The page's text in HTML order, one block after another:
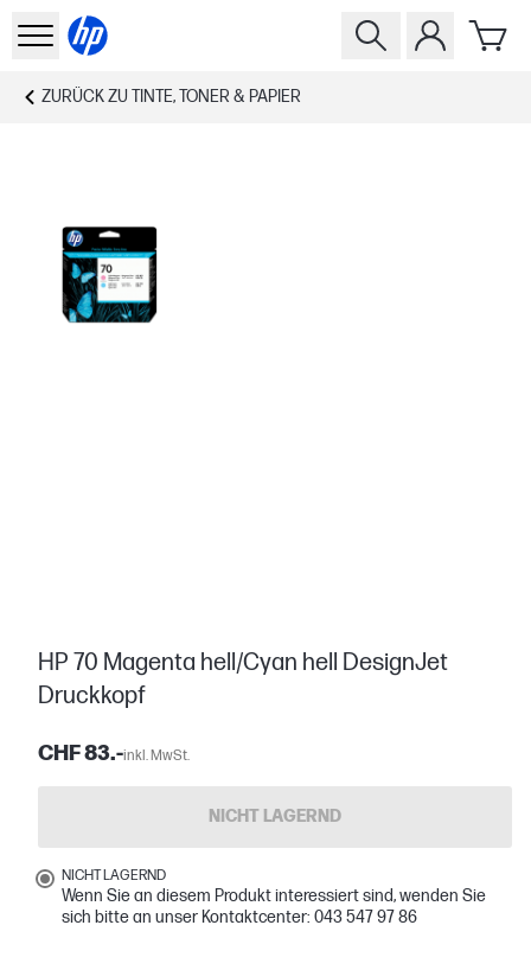
ZURÜCK ZU TINTE, TONER & PAPIER
HP 70 Magenta hell/Cyan hell DesignJet
Druckkopf
CHF 83.-inkl. MwSt.
NICHT LAGERND
NICHT LAGERND
Wenn Sie an diesem Produkt interessiert sind, wenden Sie
sich bitte an unser Kontaktcenter: 043 547 97 86